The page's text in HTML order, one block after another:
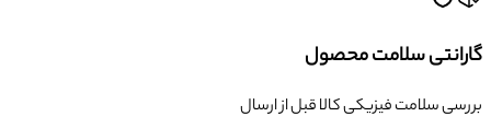
سلامت محصول
سلامت فیزیکی کالا قبل از ارسال